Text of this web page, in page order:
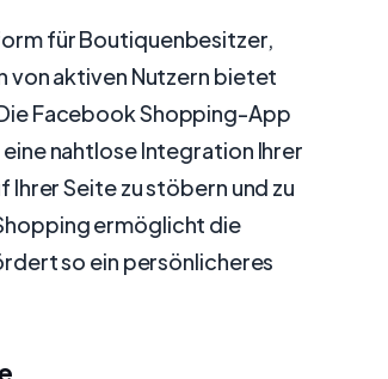
für Boutiquenbesitzer,
von aktiven Nutzern bietet
Facebook Shopping-App
nahtlose Integration Ihrer
Seite zu stöbern und zu
ermöglicht die
so ein persönlicheres